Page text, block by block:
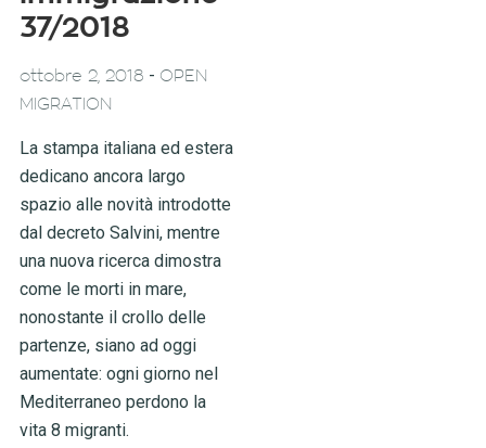
37/2018
ottobre 2, 2018 - OPEN
MIGRATION
La stampa italiana ed estera
dedicano ancora largo
spazio alle novità introdotte
dal decreto Salvini, mentre
una nuova ricerca dimostra
come le morti in mare,
nonostante il crollo delle
partenze, siano ad oggi
aumentate: ogni giorno nel
Mediterraneo perdono la
vita 8 migranti.